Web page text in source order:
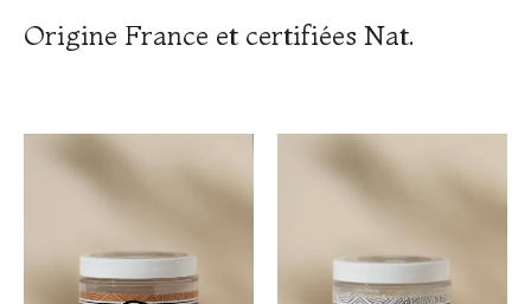
Origine France et certifiées Nat.